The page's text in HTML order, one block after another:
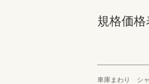
規格価
車庫まわり シ